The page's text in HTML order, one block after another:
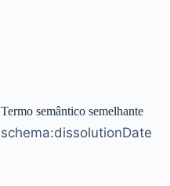
Termo semântico semelhante
schema:dissolutionDate